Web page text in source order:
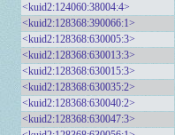
<kuid2:124060:38004:4>
<kuid2:128368:390066:1>
<kuid2:128368:630005:3>
<kuid2:128368:630013:3>
<kuid2:128368:630015:3>
<kuid2:128368:630035:2>
<kuid2:128368:630040:2>
<kuid2:128368:630047:3>